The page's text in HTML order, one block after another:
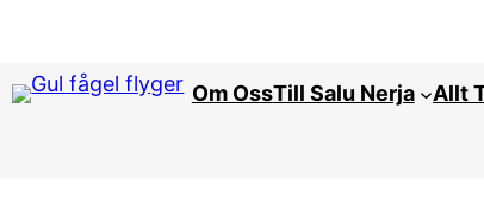
Om OssTill Salu Nerja Allt